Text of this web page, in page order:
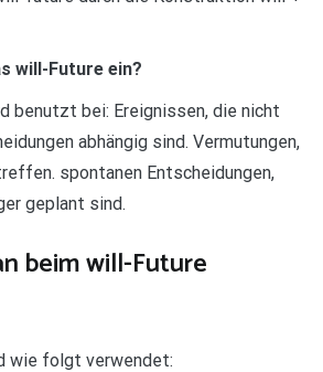
will-Future ein?
benutzt bei: Ereignissen, die nicht
abhängig sind. Vermutungen,
spontanen Entscheidungen,
geplant sind.
beim will-Future
wie folgt verwendet: